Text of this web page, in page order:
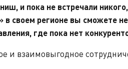
и пока не встречали
в своем регионе вы сможете
где пока нет
и взаимовыгодное